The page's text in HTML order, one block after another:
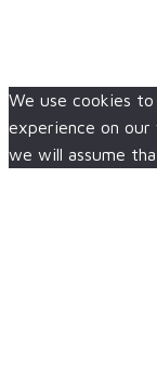
We use cookies
experience on
we will assume